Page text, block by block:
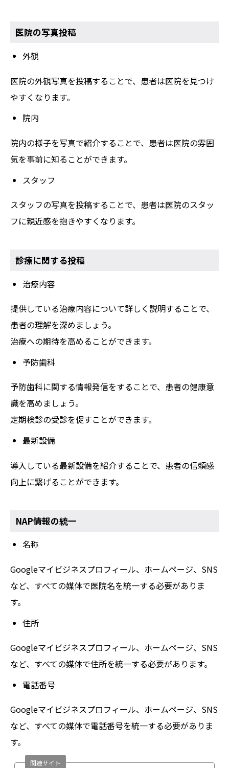
医院の写真投稿
外観
医院の外観写真を投稿することで、患者は医院を見つけ
やすくなります。
院内
院内の様子を写真で紹介することで、患者は医院の雰囲
気を事前に知ることができます。
スタッフ
スタッフの写真を投稿することで、患者は医院のスタッ
フに親近感を抱きやすくなります。
診療に関する投稿
治療内容
提供している治療内容について詳しく説明することで、
患者の理解を深めましょう。
治療への期待を高めることができます。
予防歯科
予防歯科に関する情報発信をすることで、患者の健康意
識を高めましょう。
定期検診の受診を促すことができます。
最新設備
導入している最新設備を紹介することで、患者の信頼感
向上に繋げることができます。
NAP情報の統一
名称
Googleマイビジネスプロフィール、ホームページ、SNS
など、すべての媒体で医院名を統一する必要がありま
す。
住所
Googleマイビジネスプロフィール、ホームページ、SNS
など、すべての媒体で住所を統一する必要があります。
電話番号
Googleマイビジネスプロフィール、ホームページ、SNS
など、すべての媒体で電話番号を統一する必要がありま
す。
関連サイト